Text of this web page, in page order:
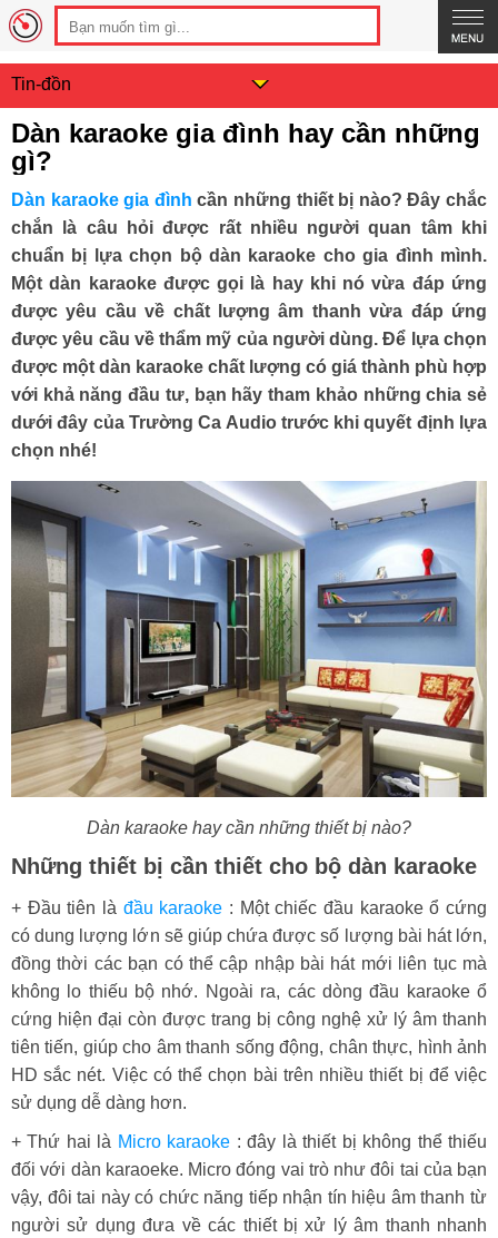
Tin-đồn
Dàn karaoke gia đình hay cần những
gì?
Dàn karaoke gia đình cần những thiết bị nào? Đây chắc
chắn là câu hỏi được rất nhiều người quan tâm khi
chuẩn bị lựa chọn bộ dàn karaoke cho gia đình mình.
Một dàn karaoke được gọi là hay khi nó vừa đáp ứng
được yêu cầu về chất lượng âm thanh vừa đáp ứng
được yêu cầu về thẩm mỹ của người dùng. Để lựa chọn
được một dàn karaoke chất lượng có giá thành phù hợp
với khả năng đầu tư, bạn hãy tham khảo những chia sẻ
dưới đây của Trường Ca Audio trước khi quyết định lựa
chọn nhé!
Dàn karaoke hay cần những thiết bị nào?
Những thiết bị cần thiết cho bộ dàn karaoke
+ Đầu tiên là đầu karaoke : Một chiếc đầu karaoke ổ cứng
có dung lượng lớn sẽ giúp chứa được số lượng bài hát lớn,
đồng thời các bạn có thể cập nhập bài hát mới liên tục mà
không lo thiếu bộ nhớ. Ngoài ra, các dòng đầu karaoke ổ
cứng hiện đại còn được trang bị công nghệ xử lý âm thanh
tiên tiến, giúp cho âm thanh sống động, chân thực, hình ảnh
HD sắc nét. Việc có thể chọn bài trên nhiều thiết bị để việc
sử dụng dễ dàng hơn.
+ Thứ hai là Micro karaoke : đây là thiết bị không thể thiếu
đối với dàn karaoeke. Micro đóng vai trò như đôi tai của bạn
vậy, đôi tai này có chức năng tiếp nhận tín hiệu âm thanh từ
người sử dụng đưa về các thiết bị xử lý âm thanh nhanh